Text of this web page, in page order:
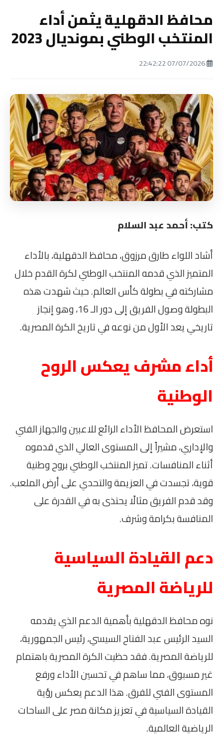
محافظ الدقهلية يثمن أداء
المنتخب الوطني بمونديال 2023
كتب: أحمد عبد السلام
أشاد اللواء طارق مرزوق، محافظ الدقهلية، بالأداء
المتميز الذي قدمه المنتخب الوطني لكرة القدم خلال
مشاركته في بطولة كأس العالم. حيث شهدت هذه
البطولة وصول الفريق إلى دور الـ 16، وهو إنجاز
تاريخي يعد الأول من نوعه في تاريخ الكرة المصرية.
أداء مشرف يعكس الروح
الوطنية
استعرض المحافظ الأداء الرائع للاعبين والجهاز الفني
والإداري، مشيراً إلى المستوى العالي الذي قدموه
أثناء المنافسات. تميز المنتخب الوطني بروح وطنية
قوية، تجسدت في العزيمة والتحدي على أرض الملعب.
وقد قدم الفريق مثالًا يحتذى به في القدرة على
المنافسة بكرامة وشرف.
دعم القيادة السياسية
للرياضة المصرية
نوه محافظ الدقهلية بأهمية الدعم الذي يقدمه
السيد الرئيس عبد الفتاح السيسي، رئيس الجمهورية،
للرياضة المصرية. فقد حظيت الكرة المصرية باهتمام
غير مسبوق، مما ساهم في تحسين الأداء ورفع
المستوى الفني للفرق. هذا الدعم يعكس رؤية
القيادة السياسية في تعزيز مكانة مصر على الساحات
الرياضية العالمية.